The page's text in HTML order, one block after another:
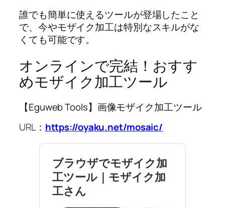
誰でも簡単に使えるツールが登場したこと
で、今やモザイク加工は特別なスキルがな
くても可能です。
オンラインで完結！おすす
めモザイク加工ツール
【Eguweb Tools】画像モザイク加工ツール
URL： https://oyaku.net/mosaic/